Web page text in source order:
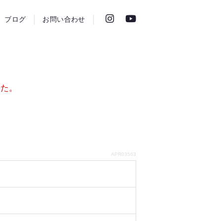
ブログ お問い合わせ
。
APR03563